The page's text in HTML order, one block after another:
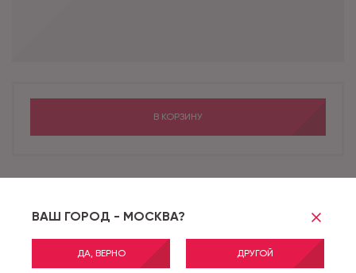
ВАШ ГОРОД - МОСКВА?
ДА, ВЕРНО ДРУГОЙ
Коллекция 8/33 CLASSIC COMFORT
Класс применения 33
Толщина продукта (мм)
В КОРЗИНУ